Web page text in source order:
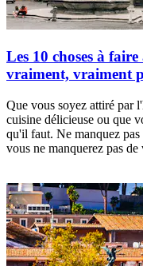
Les 10 choses à
vraiment, vraiment
Que vous soyez attiré par
cuisine délicieuse ou que
qu'il faut. Ne manquez pas
vous ne manquerez pas